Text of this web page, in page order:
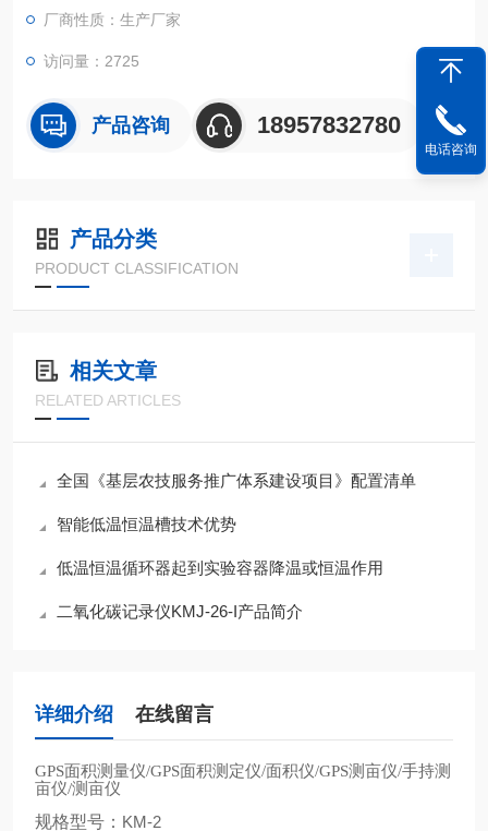
厂商性质：生产厂家
访问量：2725
产品咨询 18957832780
产品分类
PRODUCT CLASSIFICATION
相关文章
RELATED ARTICLES
全国《基层农技服务推广体系建设项目》配置清单
智能低温恒温槽技术优势
低温恒温循环器起到实验容器降温或恒温作用
二氧化碳记录仪KMJ-26-I产品简介
详细介绍 在线留言
GPS面积测量仪/GPS面积测定仪/面积仪/GPS测亩仪/手持测
亩仪/测亩仪
规格型号： KM-2
电话咨询